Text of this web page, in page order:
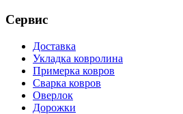
Сервис
Доставка
Укладка ковролина
Примерка ковров
Сварка ковров
Оверлок
Дорожки